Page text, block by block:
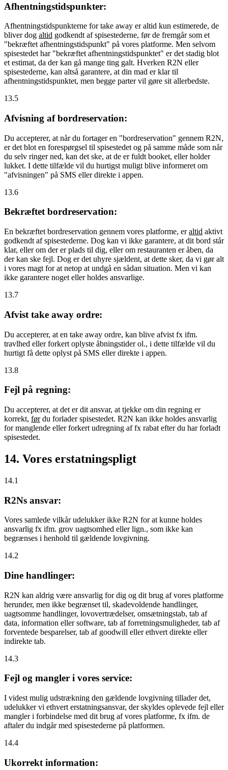
Afhentningstidspunkter:
Afhentningstidspunkterne for take away er altid kun estimerede, de
bliver dog altid godkendt af spisestederne, før de fremgår som et
"bekræftet afhentningstidspunkt" på vores platforme. Men selvom
spisestedet har "bekræftet afhentningstidspunktet" er det stadig blot
et estimat, da der kan gå mange ting galt. Hverken R2N eller
spisestederne, kan altså garantere, at din mad er klar til
afhentningstidspunktet, men begge parter vil gøre sit allerbedste.
13.5
Afvisning af bordreservation:
Du accepterer, at når du fortager en "bordreservation" gennem R2N,
er det blot en forespørgsel til spisestedet og på samme måde som når
du selv ringer ned, kan det ske, at de er fuldt booket, eller holder
lukket. I dette tilfælde vil du hurtigst muligt blive informeret om
"afvisningen" på SMS eller direkte i appen.
13.6
Bekræftet bordreservation:
En bekræftet bordreservation gennem vores platforme, eraltid aktivt
godkendt af spisestederne. Dog kan vi ikke garantere, at dit bord står
klar, eller om der er plads til dig, eller om restauranten er åben, da
der kan ske fejl. Dog er det uhyre sjældent, at dette sker, da vi gør alt
i vores magt for at netop at undgå en sådan situation. Men vi kan
ikke garantere noget eller holdes ansvarlige.
13.7
Afvist take away ordre:
Du accepterer, at en take away ordre, kan blive afvist fx ifm.
travlhed eller forkert oplyste åbningstider ol., i dette tilfælde vil du
hurtigt få dette oplyst på SMS eller direkte i appen.
13.8
Fejl på regning:
Du accepterer, at det er dit ansvar, at tjekke om din regning er
korrekt, førdu forlader spisestedet. R2N kan ikke holdes ansvarlig
for manglende eller forkert udregning af fx rabat efter du har forladt
spisestedet.
14. Vores erstatningspligt
14.1
R2Ns ansvar:
Vores samlede vilkår udelukker ikke R2N for at kunne holdes
ansvarlig fx ifm. grov uagtsomhed eller lign., som ikke kan
begrænses i henhold til gældende lovgivning.
14.2
Dine handlinger:
R2N kan aldrig være ansvarlig for dig og dit brug af vores platforme
herunder, men ikke begrænset til, skadevoldende handlinger,
uagtsomme handlinger, lovovertrædelser, omsætningstab, tab af
data, information eller software, tab af forretningsmuligheder, tab af
forventede besparelser, tab af goodwill eller ethvert direkte eller
indirekte tab.
14.3
Fejl og mangler i vores service:
I videst mulig udstrækning den gældende lovgivning tillader det,
udelukker vi ethvert erstatningsansvar, der skyldes oplevede fejl eller
mangler i forbindelse med dit brug af vores platforme, fx ifm. de
aftaler du indgår med spisestederne på platformen.
14.4
Ukorrekt information: